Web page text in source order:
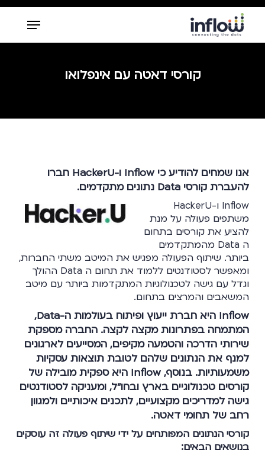
Skip
content
Menu
קורסי דאטה עם אינפלואו
אנו שמחים להודיע כי Inflow ו-HackerU חברו
להעברת קורסי Data נתונים מתקדמים.
Inflow ו-HackerU
משתפים פעולה על מנת
להציע את קורסים בתחום
ה Data מהמתקדמים
ביותר. שיתוף הפעולה מפגיש את המיטב משתי החברות,
ומאפשר לסטודנטים ללמוד את תחום ה Data ההולך
וגדל עם גישה לטכנולוגיות המתקדמות ביותר עם מיטב
המשאבים והמרצים בתחום.
Inflow היא חברת ייעוץ ופיתוח בעולמות ה-Data,
המתמחה בפתרונות מקצה לקצה. החברה מספקת
שירותי הדרכה והטמעה מקיפים, המסייעים לארגונים
למנף את הנתונים שלהם לטובת תוצאות עסקיות
משמעותיות. בנוסף, Inflow היא ספקית מובילה של
קורסים טכנולוגיים בארץ ובחו"ל, ומעניקה לסטודנטים
גישה למדריכים מקצועיים, לתכנים איכותיים ולמגוון
רחב של תחומי דאטה.
קורסי הנתונים המפותחים על ידי שיתוף פעולה זה עוסקים
בנושאים הבאים:
Close